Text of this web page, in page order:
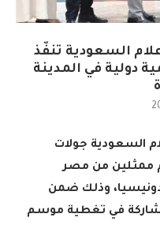
السعودية تنفّذ
دولية في المدينة
السعودية جولات
ممثلين من مصر
وذلك ضمن
في تغطية موسم